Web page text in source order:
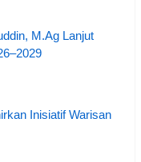
M.Ag Lanjut
Inisiatif Warisan